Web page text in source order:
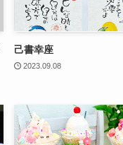
己書幸座
2023.09.08